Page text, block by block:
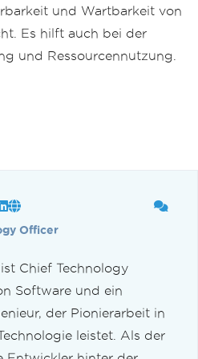
und Wartbarkeit von
Es hilft auch bei der
und Ressourcennutzung.
Officer
Chief Technology
Software und ein
der Pionierarbeit in
leistet. Als der